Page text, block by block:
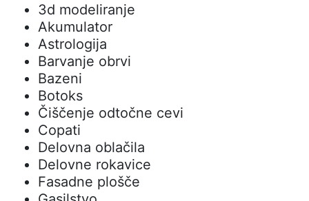
3d modeliranje
Akumulator
Astrologija
Barvanje obrvi
Bazeni
Botoks
Čiščenje odtočne cevi
Copati
Delovna oblačila
Delovne rokavice
Fasadne plošče